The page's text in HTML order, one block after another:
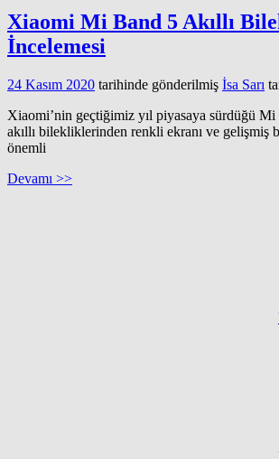
Xiaomi Mi Band 5 Akıllı
İncelemesi
24 Kasım 2020 tarihinde gönderilmiş İsa Sarı
Xiaomi’nin geçtiğimiz yıl piyasaya sürdüğü
akıllı bilekliklerinden renkli ekranı ve gelişmiş
önemli
Devamı >>